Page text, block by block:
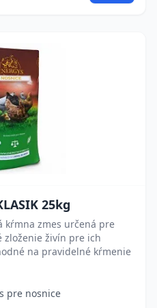
25kg
kŕmna zmes určená pre
zloženie živín pre ich
na pravidelné kŕmenie
pre nosnice